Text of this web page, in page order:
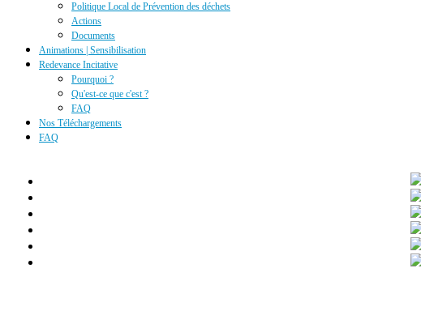
Politique Local de Prévention des déchets
Actions
Documents
Animations | Sensibilisation
Redevance Incitative
Pourquoi ?
Qu'est-ce que c'est ?
FAQ
Nos Téléchargements
FAQ